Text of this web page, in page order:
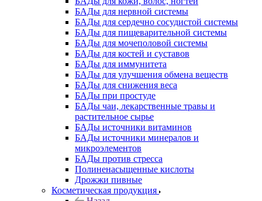
БАДы для нервной системы
БАДы для сердечно сосудистой системы
БАДы для пищеварительной системы
БАДы для мочеполовой системы
БАДы для костей и суставов
БАДы для иммунитета
БАДы для улучшения обмена веществ
БАДы для снижения веса
БАДы при простуде
БАДы чаи, лекарственные травы и
растительное сырье
БАДы источники витаминов
БАДы источники минералов и
микроэлементов
БАДы против стресса
Полиненасыщенные кислоты
Дрожжи пивные
Косметическая продукция